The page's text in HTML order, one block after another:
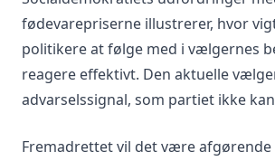
fødevarepriserne illustrerer, hvor
politikere at følge med i vælgernes
reagere effektivt. Den aktuelle
advarselssignal, som partiet ikke
Fremadrettet vil det være